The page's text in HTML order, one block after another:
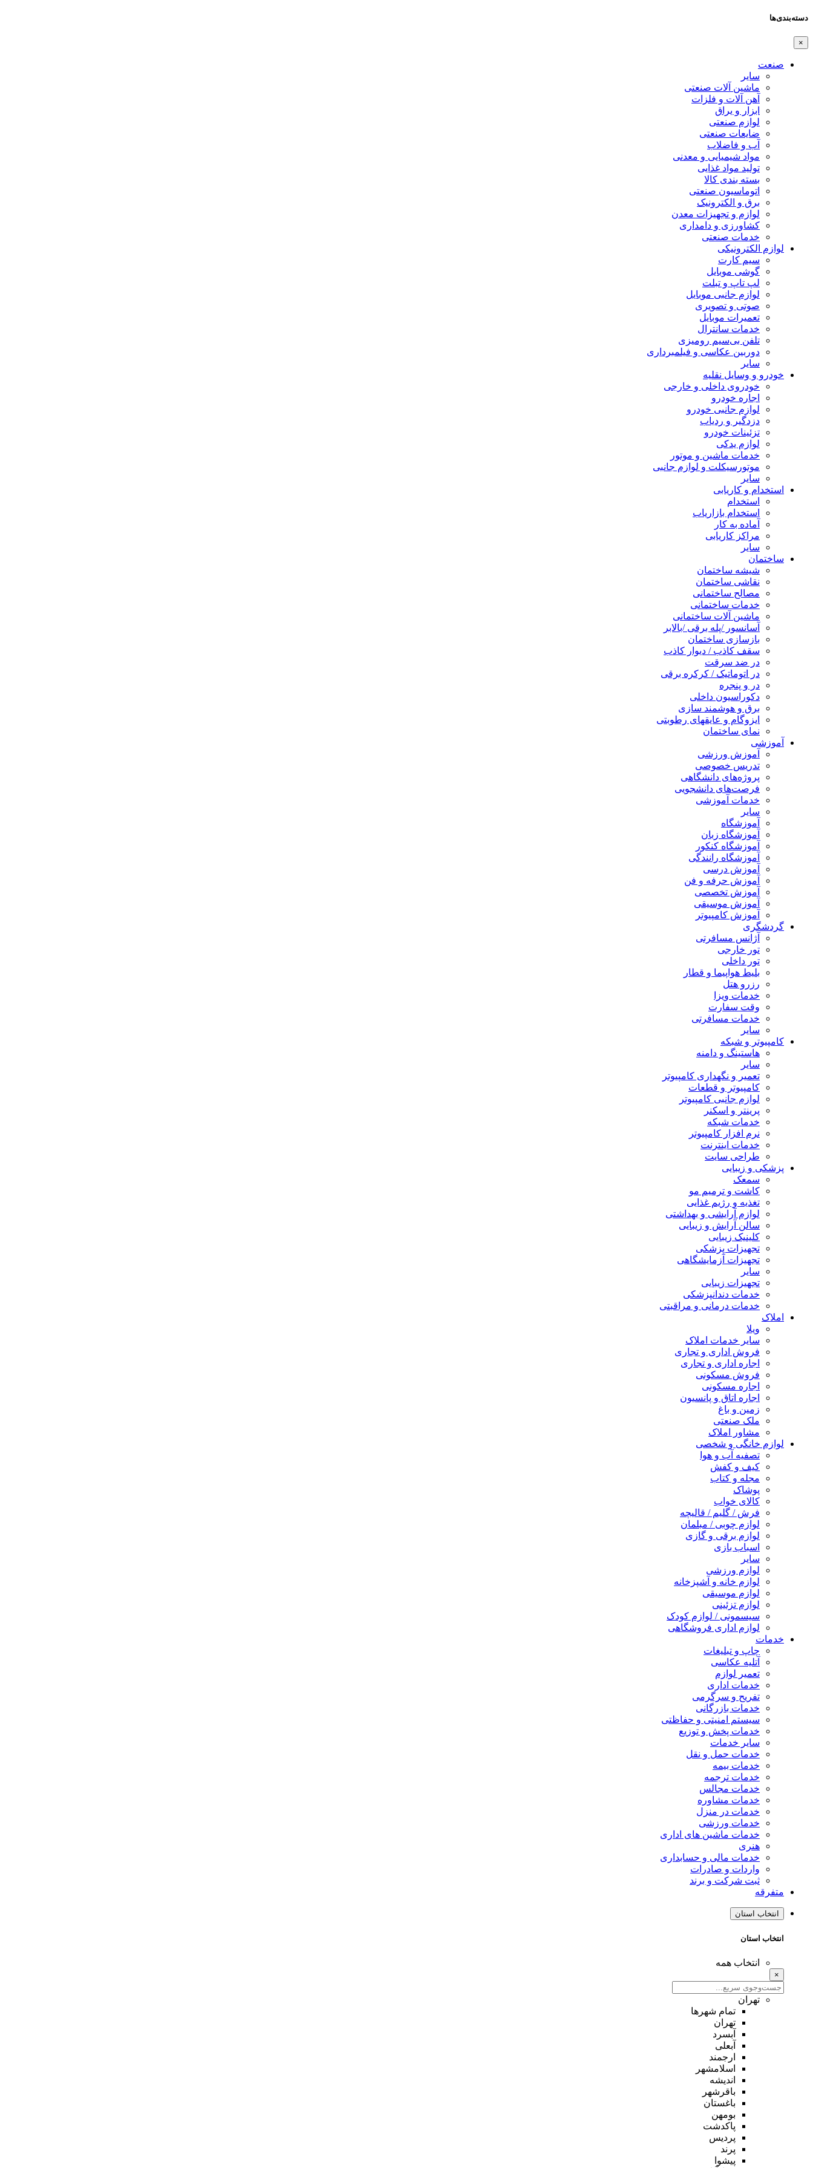
دسته‌بندی‌ها
×
صنعت
سایر
ماشین آلات صنعتی
آهن آلات و فلزات
ابزار و یراق
لوازم صنعتی
ضایعات صنعتی
آب و فاضلاب
مواد شیمیایی و معدنی
تولید مواد غذایی
بسته بندی کالا
اتوماسیون صنعتی
برق و الکترونیک
لوازم و تجهیزات معدن
کشاورزی و دامداری
خدمات صنعتی
لوازم الکترونیکی
سیم کارت
گوشی موبایل
لپ تاپ و تبلت
لوازم جانبی موبایل
صوتی و تصویری
تعمیرات موبایل
خدمات سانترال
تلفن بی‌سیم رومیزی
دوربین عکاسی و فیلمبرداری
سایر
خودرو و وسایل نقلیه
خودروی داخلی و خارجی
اجاره خودرو
لوازم جانبی خودرو
دزدگیر و ردیاب
تزئینات خودرو
لوازم یدکی
خدمات ماشین و موتور
موتورسیکلت و لوازم جانبی
سایر
استخدام و کاریابی
استخدام
استخدام بازاریاب
آماده به کار
مراکز کاریابی
سایر
ساختمان
شیشه ساختمان
نقاشی ساختمان
مصالح ساختمانی
خدمات ساختمانی
ماشین آلات ساختمانی
آسانسور /پله برقی /بالابر
بازسازی ساختمان
سقف کاذب / دیوار کاذب
در ضد سرقت
در اتوماتیک / کرکره برقی
در و پنجره
دکوراسیون داخلی
برق و هوشمند سازی
ایزوگام و عایقهای رطوبتی
نمای ساختمان
آموزشی
آموزش ورزشی
تدریس خصوصی
پروژه‌های دانشگاهی
فرصت‌های دانشجویی
خدمات آموزشی
سایر
آموزشگاه
آموزشگاه زبان
آموزشگاه کنکور
آموزشگاه رانندگی
آموزش درسی
آموزش حرفه و فن
آموزش تخصصی
آموزش موسیقی
آموزش کامپیوتر
گردشگری
آژانس مسافرتی
تور خارجی
تور داخلی
بلیط هواپیما و قطار
رزرو هتل
خدمات ویزا
وقت سفارت
خدمات مسافرتی
سایر
کامپیوتر و شبکه
هاستینگ و دامنه
سایر
تعمیر و نگهداری کامپیوتر
کامپیوتر و قطعات
لوازم جانبی کامپیوتر
پرینتر و اسکنر
خدمات شبکه
نرم افزار کامپیوتر
خدمات اینترنت
طراحی سایت
پزشکی و زیبایی
سمعک
کاشت و ترمیم مو
تغذیه و رژیم غذایی
لوازم آرایشی و بهداشتی
سالن آرایش و زیبایی
کلینیک زیبایی
تجهیزات پزشکی
تجهیزات آزمایشگاهی
سایر
تجهیزات زیبایی
خدمات دندانپزشکی
خدمات درمانی و مراقبتی
املاک
ویلا
سایر خدمات املاک
فروش اداری و تجاری
اجاره اداری و تجاری
فروش مسکونی
اجاره مسکونی
اجاره اتاق و پانسیون
زمین و باغ
ملک صنعتی
مشاور املاک
لوازم خانگی و شخصی
تصفیه آب و هوا
کیف و کفش
مجله و کتاب
پوشاک
کالای خواب
فرش / گلیم / قالیچه
لوازم چوبی / مبلمان
لوازم برقی و گازی
اسباب بازی
سایر
لوازم ورزشی
لوازم خانه و آشپزخانه
لوازم موسیقی
لوازم تزئینی
سیسمونی / لوازم کودک
لوازم اداری فروشگاهی
خدمات
چاپ و تبلیغات
آتلیه عکاسی
تعمیر لوازم
خدمات اداری
تفریح و سرگرمی
خدمات بازرگانی
سیستم امنیتی و حفاظتی
خدمات پخش و توزیع
سایر خدمات
خدمات حمل و نقل
خدمات بیمه
خدمات ترجمه
خدمات مجالس
خدمات مشاوره
خدمات در منزل
خدمات ورزشی
خدمات ماشین های اداری
هنری
خدمات مالی و حسابداری
واردات و صادرات
ثبت شرکت و برند
متفرقه
انتخاب استان
انتخاب استان
انتخاب همه
×
تهران
تمام شهر‌ها
تهران
آبسرد
آبعلی
ارجمند
اسلامشهر
اندیشه
باقرشهر
باغستان
بومهن
پاکدشت
پردیس
پرند
پیشوا